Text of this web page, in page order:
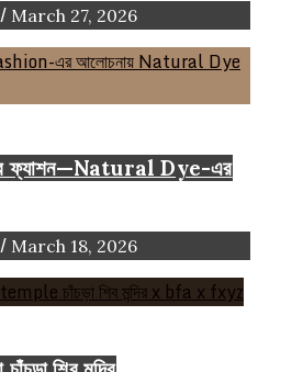
/ March 27, 2026
ফ্যাশন—Natural Dye-এর
/ March 18, 2026